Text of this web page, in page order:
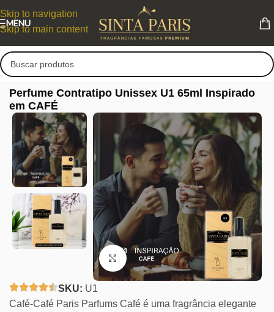
Skip to navigation
Skip to main content
MENU
Perfume Contratipo Unissex U1 65ml Inspirado
em CAFÉ
Clique para ampliar
SKU: U1
Café-Café Paris Parfums Café é uma fragrância elegante